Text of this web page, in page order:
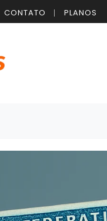
CONTATO PLANOS